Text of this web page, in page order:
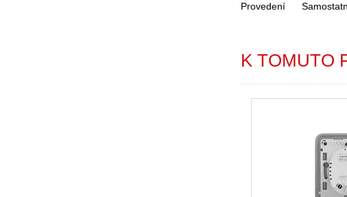
Provedení
K TOMUTO